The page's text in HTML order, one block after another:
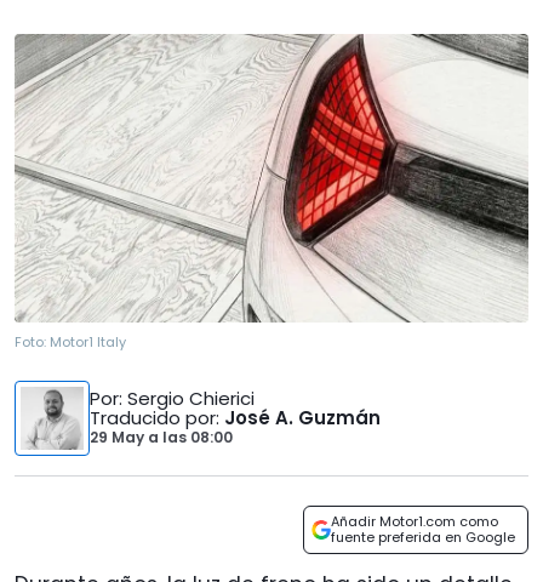
Foto: Motor1 Italy
Por: Sergio Chierici
Traducido por: José A. Guzmán
29 May a las 08:00
Añadir Motor1.com como
fuente preferida en Google